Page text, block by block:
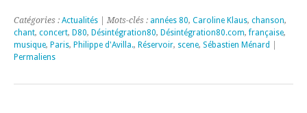
Catégories : Actualités | Mots-clés : années 80, Caroline Klaus, chanson,
chant, concert, D80, Désintégration80, Désintégration80.com,française,
musique, Paris, Philippe d'Avilla., Réservoir, scene, Sébastien Ménard
Permaliens